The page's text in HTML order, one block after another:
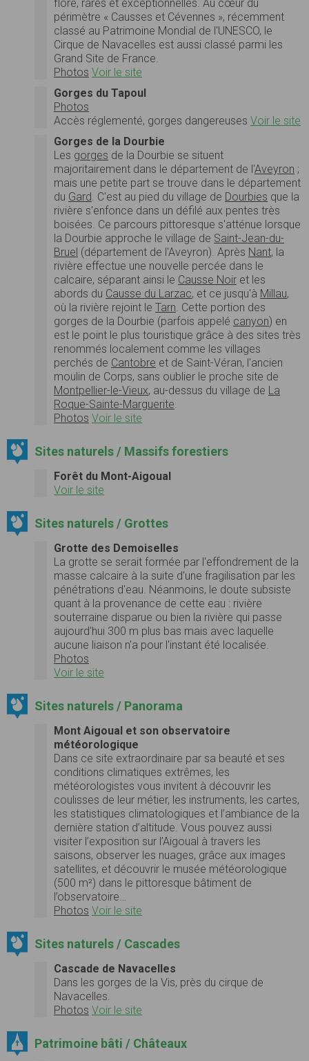
flore, rares et exceptionnelles. Au cœur du
périmètre « Causses et Cévennes », récemment
classé au Patrimoine Mondial de l'UNESCO, le
Cirque de Navacelles est aussi classé parmi les
Grand Site de France.
Photos Voir le site
Gorges du Tapoul
Photos
Accès réglementé, gorges dangereuses Voir le site
Gorges de la Dourbie
Les gorges de la Dourbie se situent
majoritairement dans le département de l'Aveyron ;
mais une petite part se trouve dans le département
du Gard. C'est au pied du village de Dourbies que la
rivière s'enfonce dans un défilé aux pentes très
boisées. Ce parcours pittoresque s'atténue lorsque
la Dourbie approche le village de Saint-Jean-du-
Bruel (département de l'Aveyron). Après Nant, la
rivière effectue une nouvelle percée dans le
calcaire, séparant ainsi le Causse Noir et les
abords du Causse du Larzac, et ce jusqu'à Millau,
où la rivière rejoint le Tarn. Cette portion des
gorges de la Dourbie (parfois appelé canyon) en
est le point le plus touristique grâce à des sites très
renommés localement comme les villages
perchés de Cantobre et de Saint-Véran, l'ancien
moulin de Corps, sans oublier le proche site de
Montpellier-le-Vieux, au-dessus du village de La
Roque-Sainte-Marguerite.
Photos Voir le site
Sites naturels / Massifs forestiers
Forêt du Mont-Aigoual
Voir le site
Sites naturels / Grottes
Grotte des Demoiselles
La grotte se serait formée par l'effondrement de la
masse calcaire à la suite d'une fragilisation par les
pénétrations d'eau. Néanmoins, le doute subsiste
quant à la provenance de cette eau : rivière
souterraine disparue ou bien la rivière qui passe
aujourd'hui 300 m plus bas mais avec laquelle
aucune liaison n'a pour l'instant été localisée.
Photos
Voir le site
Sites naturels / Panorama
Mont Aigoual et son observatoire
météorologique
Dans ce site extraordinaire par sa beauté et ses
conditions climatiques extrêmes, les
météorologistes vous invitent à découvrir les
coulisses de leur métier, les instruments, les cartes,
les statistiques climatologiques et l’ambiance de la
dernière station d’altitude. Vous pouvez aussi
visiter l’exposition sur l’Aigoual à travers les
saisons, observer les nuages, grâce aux images
satellites, et découvrir le musée météorologique
(500 m²) dans le pittoresque bâtiment de
l’observatoire…
Photos Voir le site
Sites naturels / Cascades
Cascade de Navacelles
Dans les gorges de la Vis, près du cirque de
Navacelles.
Photos Voir le site
Patrimoine bâti / Châteaux